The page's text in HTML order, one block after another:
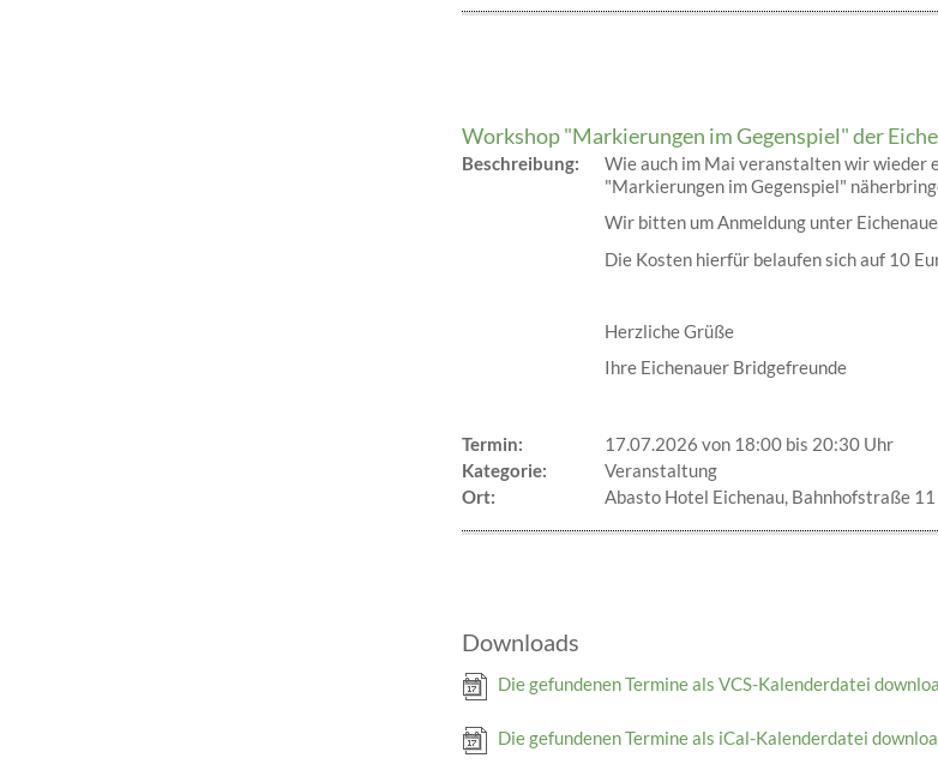
Workshop "Markierungen im Gegenspiel" der
Beschreibung:
Wie auch im Mai veranstalten wir wieder
"Markierungen im Gegenspiel"
Wir bitten um Anmeldung unter
Die Kosten hierfür belaufen sich auf 10
Herzliche Grüße
Ihre Eichenauer Bridgefreunde
Termin: 17.07.2026 von 18:00bis 20:30 Uhr
Kategorie:
Veranstaltung
Ort:
Abasto Hotel Eichenau, Bahnhofstraße 11
Downloads
Die gefundenen Termine als VCS-Kalenderdatei
Die gefundenen Termine als iCal-Kalenderdatei